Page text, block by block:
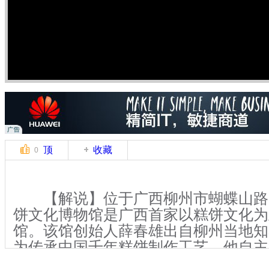
0 顶 收藏
【解说】位于广西柳州市蝴蝶山路
饼文化博物馆是广西首家以糕饼文化
馆。该馆创始人薛春雄出自柳州当地
为传承中国千年糕饼制作工艺，他自